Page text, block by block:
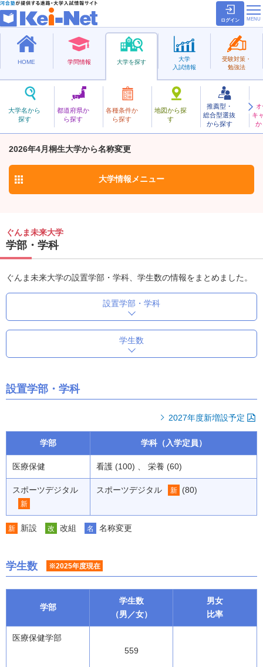
ログイン
HOME 学問情報 大学を探す
大学名から
探す
都道府県か
ら探す
各種条件か
ら探す
地図から探
す
推薦型・
総合型選抜
から探す
キ
か
大学
入試情報
受験対策・
勉強法
私立
ぐんまみらい
ぐんま未来大学
2026年4月桐生大学から名称変更
お気に入り
大学情報 メニュー
ぐんま未来大学
学部・学科
ぐんま未来大学の設置学部・学科、学生数の情報をまとめました。
設置学部・学科
学生数
設置学部・学科
2027年度新増設予定
学部 学科（入学定員）
医療保健 看護 (100) 、 栄養 (60)
スポーツデジタル
新
スポーツデジタル 新 (80)
新 新設 改 改組 名 名称変更
学生数 ※2025年度現在
学部
学生数
（男／女）
男女
比率
医療保健学部
559